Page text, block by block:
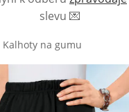
slevu 💌
Kalhoty na gumu